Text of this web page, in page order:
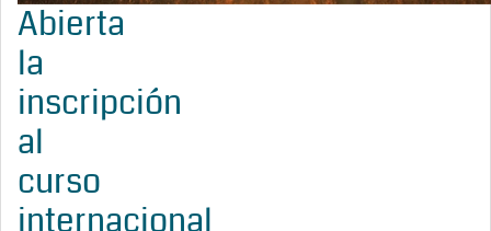
Abierta
la
inscripción
al
curso
internacional